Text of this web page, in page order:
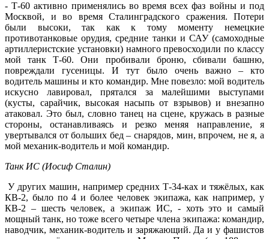
- Т-60 активно применялись во время всех фаз войны и под
Москвой, и во время Сталинградского сражения. Потери
были высоки, так как к тому моменту немецкие
противотанковые орудия, средние танки и САУ (самоходные
артиллеристские установки) намного превосходили по классу
мой танк Т-60. Они пробивали броню, сбивали башню,
повреждали гусеницы. И тут было очень важно – кто
водитель машины и кто командир. Мне повезло: мой водитель
искусно лавировал, прятался за малейшими выступами
(кусты, сарайчик, высокая насыпь от взрывов) и внезапно
атаковал. Это был, словно танец на сцене, кружась в разные
стороны, останавливаясь и резко меняя направление, я
увертывался от больших бед – снарядов, мин, впрочем, не я, а
мой механик-водитель и мой командир.
Танк ИС (Иосиф Сталин)
У других машин, например средних Т-34-ках и тяжёлых, как
КВ-2, было по 4 и более человек экипажа, как например, у
КВ-2 – шесть человек, а экипаж ИС, - хоть это и самый
мощный танк, но тоже всего четыре члена экипажа: командир,
наводчик, механик-водитель и заряжающий. Да и у фашистов